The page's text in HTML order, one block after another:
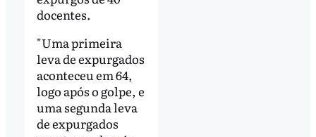
docentes.
"Uma primeira
leva de expurgados
aconteceu em 64,
logo após o golpe, e
uma segunda leva
de expurgados